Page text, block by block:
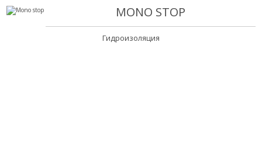
MONO STOP
Гидроизоляция